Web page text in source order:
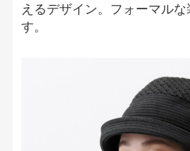
えるデザイン。フォーマル
す。